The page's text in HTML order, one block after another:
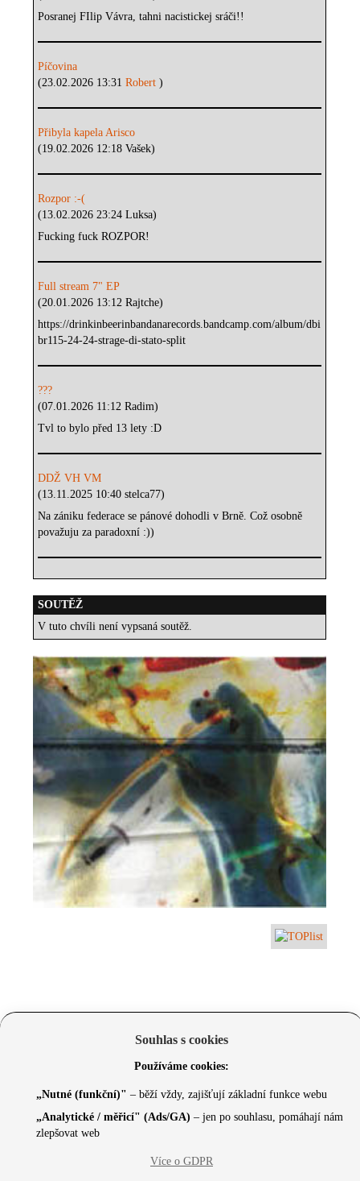
Posranej FIlip Vávra, tahni nacistickej sráči!!
Píčovina
(23.02.2026 13:31Robert)
Přibyla kapela Arisco
(19.02.2026 12:18 Vašek)
Rozpor :-(
(13.02.2026 23:24 Luksa)
Fucking fuck ROZPOR!
Full stream 7" EP
(20.01.2026 13:12 Rajtche)
https://drinkinbeerinbandanarecords.bandcamp.com/album/dbi
br115-24-24-strage-di-stato-split
???
(07.01.2026 11:12 Radim)
Tvl to bylo před 13 lety :D
DDŽ VH VM
(13.11.2025 10:40 stelca77)
Na zániku federace se pánové dohodli v Brně. Což osobně
považuju za paradoxní :))
SOUTĚŽ
V tuto chvíli není vypsaná soutěž.
© 2026 Czechcore.cz | Scripted by Sonic (
Souhlas s cookies
Používáme cookies:
„Nutné (funkční)" – běží vždy, zajišťují základní funkce webu
„Analytické / měřicí" (Ads/GA) – jen po souhlasu, pomáhají nám
zlepšovat web
Více o GDPR